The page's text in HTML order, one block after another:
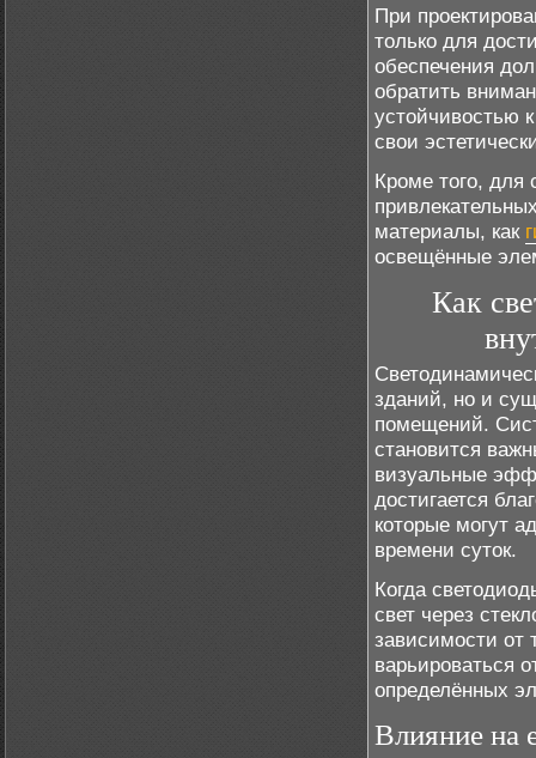
При
только для
обеспечения
обратить
устойчивостью
свои
Кроме того, для
материалы, как
освещённые
Как
зданий, но и
помещений.
становится
визуальные
достигается
которые могут
времени суток.
Когда
свет через
зависимости от
варьироваться
определённых
Влияние на